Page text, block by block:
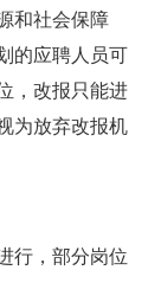
和社会保障
的应聘人员可
，改报只能进
为放弃改报机
行，部分岗位